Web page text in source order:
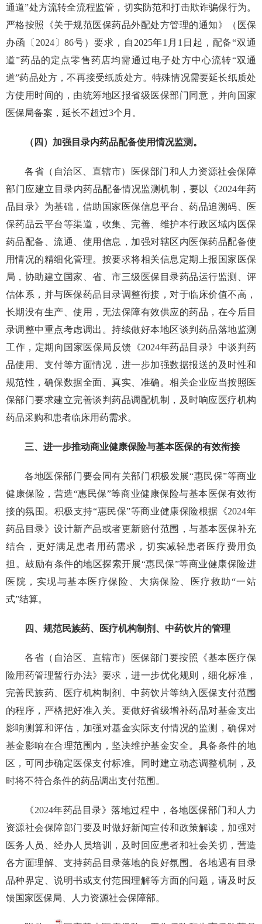
通道”处方流转全流程监管，切实防范和打击欺诈骗保行为。
严格按照《关于规范医保药品外配处方管理的通知》（医保
办函〔2024〕86号）要求，自2025年1月1日起，配备“双通
道”药品的定点零售药店均需通过电子处方中心流转“双通
道”药品处方，不再接受纸质处方。特殊情况需要延长纸质处
方使用时间的，由统筹地区报省级医保部门同意，并向国家
医保局备案，延长不超过3个月。
（四）加强目录内药品配备使用情况监测。
各省（自治区、直辖市）医保部门和人力资源社会保障
部门应建立目录内药品配备情况监测机制，要以《2024年药
品目录》为基础，借助国家医保信息平台、药品追溯码、医
保药品云平台等渠道，收集、完善、维护本行政区域内医保
药品配备、流通、使用信息，加强对辖区内医保药品配备使
用情况的精细化管理。按要求将相关信息定期上报国家医保
局，协助建立国家、省、市三级医保目录药品运行监测、评
估体系，并与医保药品目录调整衔接，对于临床价值不高，
长期没有生产、使用，无法保障有效供应的药品，在今后目
录调整中重点考虑调出。持续做好本地区谈判药品落地监测
工作，定期向国家医保局反馈《2024年药品目录》中谈判药
品使用、支付等方面情况，进一步加强数据报送的及时性和
规范性，确保数据全面、真实、准确。相关企业应当按照医
保部门要求建立完善谈判药品调配机制，及时响应医疗机构
药品采购和患者临床用药需求。
三、进一步推动商业健康保险与基本医保的有效衔接
各地医保部门要会同有关部门积极发展“惠民保”等商业
健康保险，营造“惠民保”等商业健康保险与基本医保有效衔
接的氛围。积极支持“惠民保”等商业健康保险根据《2024年
药品目录》设计新产品或者更新赔付范围，与基本医保补充
结合，更好满足患者用药需求，切实减轻患者医疗费用负
担。鼓励有条件的地区探索开展“惠民保”等商业健康保险进
医院，实现与基本医疗保险、大病保险、医疗救助“一站
式”结算。
四、规范民族药、医疗机构制剂、中药饮片的管理
各省（自治区、直辖市）医保部门要按照《基本医疗保
险用药管理暂行办法》要求，进一步优化规则，细化标准，
完善民族药、医疗机构制剂、中药饮片等纳入医保支付范围
的程序，严格把好准入关。要做好省级增补药品对基金支出
影响测算和评估，加强对基金实际支付情况的监测，确保对
基金影响在合理范围内，坚决维护基金安全。具备条件的地
区，可同步确定医保支付标准。同时建立动态调整机制，及
时将不符合条件的药品调出支付范围。
《2024年药品目录》落地过程中，各地医保部门和人力
资源社会保障部门要及时做好新闻宣传和政策解读，加强对
医务人员、经办人员培训，及时回应患者和社会关切，营造
各方面理解、支持药品目录落地的良好氛围。各地遇有目录
品种界定、说明书或支付范围理解等方面的问题，请及时反
馈国家医保局、人力资源社会保障部。